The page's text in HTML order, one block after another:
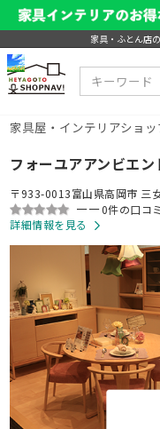
家具・ふとん店
家具屋・インテリアショ
フォーユアアンビエン
〒933-0013富山県高岡市 三
ーー0件の口コミ
詳細情報を見る